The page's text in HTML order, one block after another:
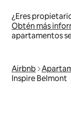
¿Eres
Obtén más
apartamentos
Airbnb
Inspire Belmont